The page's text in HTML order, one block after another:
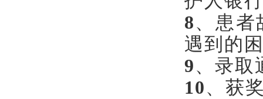
8、患者
遇到的
9、录取
10、获